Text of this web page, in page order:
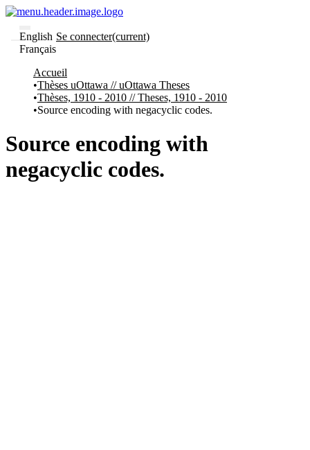
English
Français
Se connecter(current)
et collections
Parcourir
Statistiques
propos
de
uO
Accueil
Thèses uOttawa // uOttawa Theses
Thèses, 1910 - 2010 // Theses, 1910 - 2010
Source encoding with negacyclic codes.
Source encoding with
negacyclic codes.